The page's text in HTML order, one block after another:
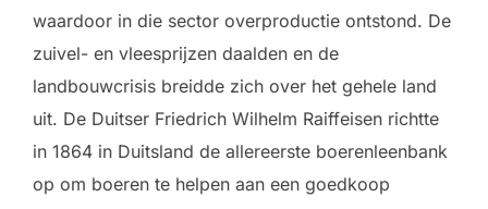
waardoor in die sector overproductie ontstond. De
zuivel- en vleesprijzen daalden en de
landbouwcrisis breidde zich over het gehele land
uit. De Duitser Friedrich Wilhelm Raiffeisen richtte
in 1864 in Duitsland de allereerste boerenleenbank
op om boeren te helpen aan een goedkoop